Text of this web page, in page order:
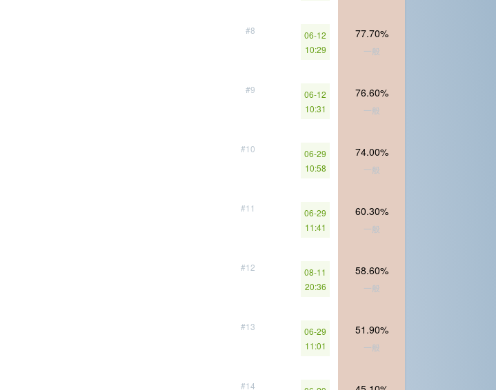
#8
06-12
10:29
77.70%
一般
#9
06-12
10:31
76.60%
一般
#10
06-29
10:58
74.00%
一般
#11
06-29
11:41
60.30%
一般
#12
08-11
20:36
58.60%
一般
#13
06-29
11:01
51.90%
一般
#14